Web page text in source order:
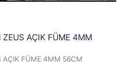
AÇIK FÜME 4MM
FÜME 4MM 56CM